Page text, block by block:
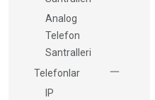
Analog
Telefon
Santralleri
Telefonlar
IP